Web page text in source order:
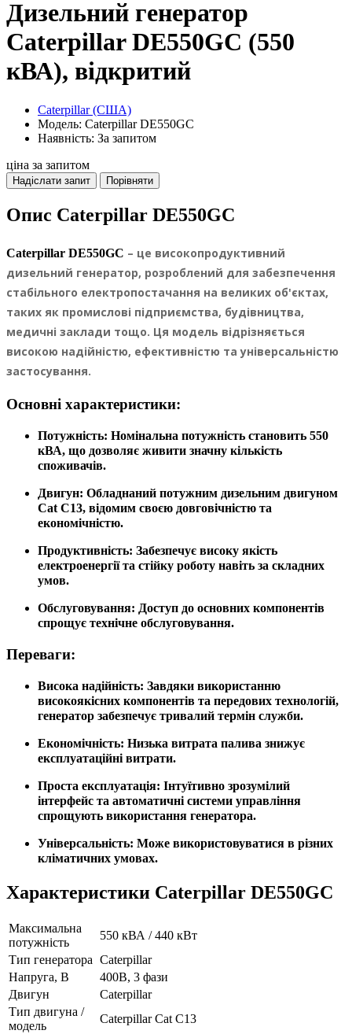
Дизельний генератор
Caterpillar DE550GC (550
кВА), відкритий
Caterpillar (США)
Модель: Caterpillar DE550GC
Наявність: За запитом
ціна за запитом
Надіслати запит Порівняти
Опис Caterpillar DE550GC
Caterpillar DE550GC – це високопродуктивний
дизельний генератор, розроблений для забезпечення
стабільного електропостачання на великих об'єктах,
таких як промислові підприємства, будівництва,
медичні заклади тощо. Ця модель відрізняється
високою надійністю, ефективністю та універсальністю
застосування.
Основні характеристики:
Потужність: Номінальна потужність становить 550
кВА, що дозволяє живити значну кількість
споживачів.
Двигун: Обладнаний потужним дизельним двигуном
Cat C13, відомим своєю довговічністю та
економічністю.
Продуктивність: Забезпечує високу якість
електроенергії та стійку роботу навіть за складних
умов.
Обслуговування: Доступ до основних компонентів
спрощує технічне обслуговування.
Переваги:
Висока надійність: Завдяки використанню
високоякісних компонентів та передових технологій,
генератор забезпечує тривалий термін служби.
Економічність: Низька витрата палива знижує
експлуатаційні витрати.
Проста експлуатація: Інтуїтивно зрозумілий
інтерфейс та автоматичні системи управління
спрощують використання генератора.
Універсальність: Може використовуватися в різних
кліматичних умовах.
Характеристики Caterpillar DE550GC
Максимальна
потужність
550 кВА / 440 кВт
Тип генератора Caterpillar
Напруга, В
400В, 3 фази
Двигун
Caterpillar
Тип двигуна /
модель
Caterpillar Cat C13